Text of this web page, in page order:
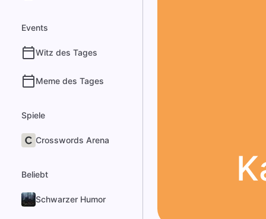
Events
Witz des Tages
Meme des Tages
Spiele
Crosswords Arena
Beliebt
Schwarzer Humor